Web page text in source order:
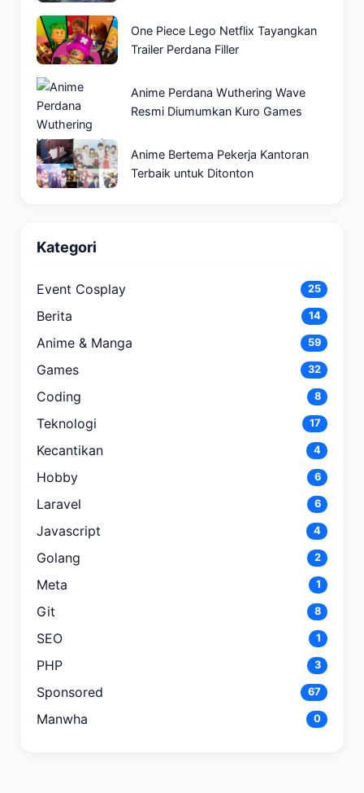
One Piece Lego Netflix Tayangkan
Trailer Perdana Filler
Anime Perdana Wuthering Wave
Resmi Diumumkan Kuro Games
Anime Bertema Pekerja Kantoran
Terbaik untuk Ditonton
Kategori
Event Cosplay 25
Berita 14
Anime & Manga 59
Games 32
Coding 8
Teknologi 17
Kecantikan 4
Hobby 6
Laravel 6
Javascript 4
Golang 2
Meta 1
Git 8
SEO 1
PHP 3
Sponsored 67
Manwha 0